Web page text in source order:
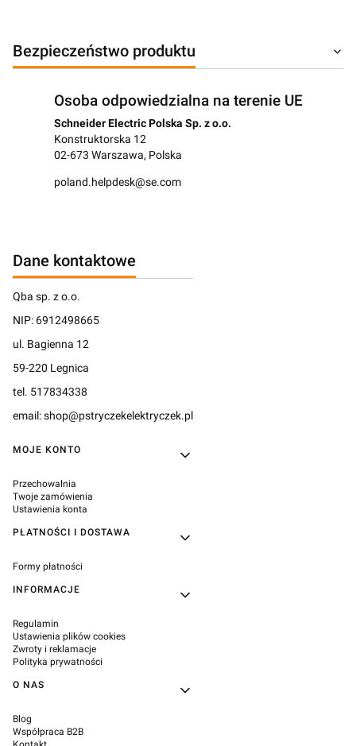
Bezpieczeństwo produktu
Osoba odpowiedzialna na terenie UE
Schneider Electric Polska Sp. z o.o.
Konstruktorska 12
02-673 Warszawa, Polska
poland.helpdesk@se.com
Dane kontaktowe
Qba sp. z o.o.
NIP: 6912498665
ul. Bagienna 12
59-220 Legnica
tel. 517834338
email: shop@pstryczekelektryczek.pl
Linki w stopce
MOJE KONTO
Przechowalnia
Twoje zamówienia
Ustawienia konta
PŁATNOŚCI I DOSTAWA
Formy płatności
INFORMACJE
Regulamin
Ustawienia plików cookies
Zwroty i reklamacje
Polityka prywatności
O NAS
Blog
Współpraca B2B